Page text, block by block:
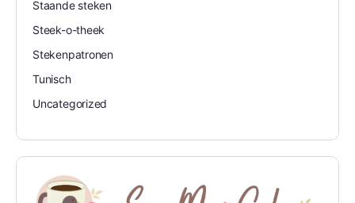
Staande steken
Steek-o-theek
Stekenpatronen
Tunisch
Uncategorized